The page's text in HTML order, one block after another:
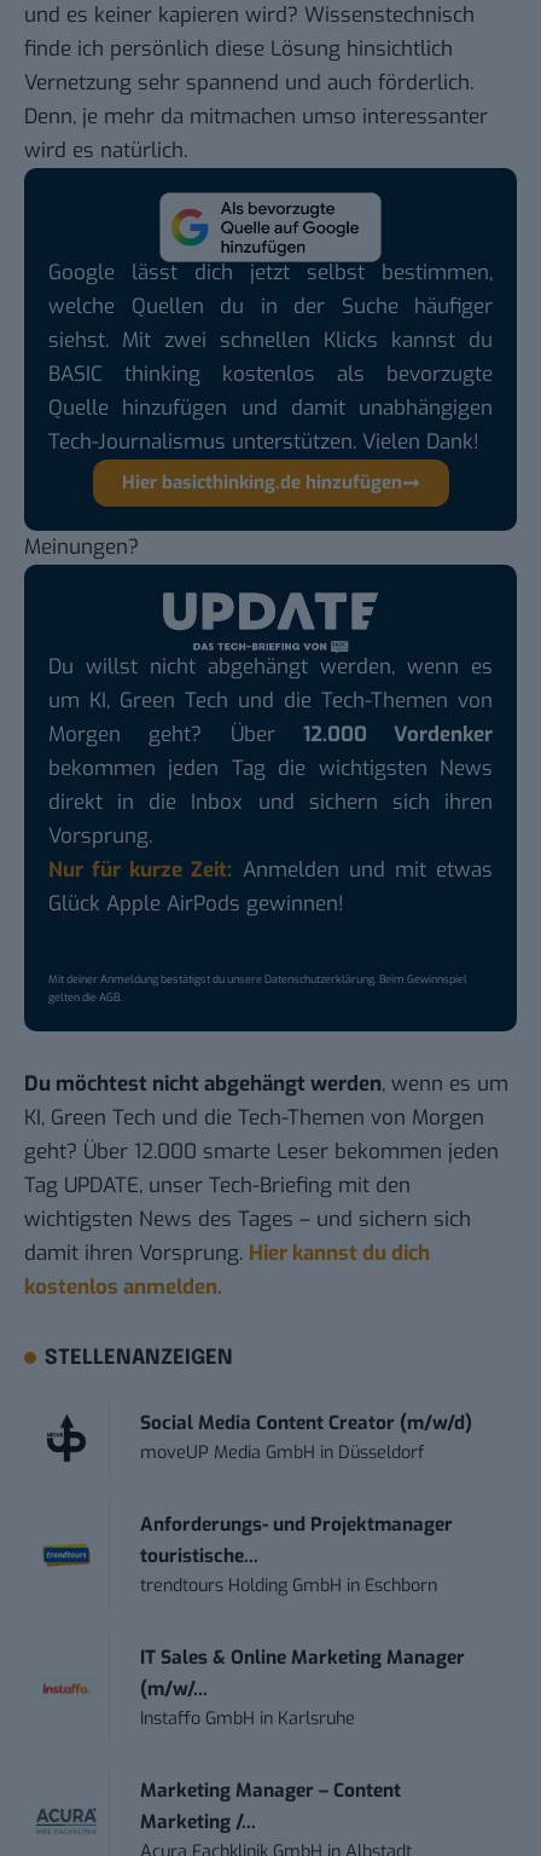
und es keiner kapieren wird? Wissenstechnisch
finde ich persönlich diese Lösung hinsichtlich
Vernetzung sehr spannend und auch förderlich.
Denn, je mehr da mitmachen umso interessanter
wird es natürlich.
Google lässt dich jetzt selbst bestimmen,
welche Quellen du in der Suche häufiger
siehst. Mit zwei schnellen Klicks kannst du
BASIC thinking kostenlos als bevorzugte
Quelle hinzufügen und damit unabhängigen
Tech-Journalismus unterstützen. Vielen Dank!
Hier basicthinking.de hinzufügen
Meinungen?
Du willst nicht abgehängt werden, wenn es
um KI, Green Tech und die Tech-Themen von
Morgen geht? Über 12.000 Vordenker
bekommen jeden Tag die wichtigsten News
direkt in die Inbox und sichern sich ihren
Vorsprung.
Nur für kurze Zeit: Anmelden und mit etwas
Glück Apple AirPods gewinnen!
Mit deiner Anmeldung bestätigst du unsereDatenschutzerklärung. Beim Gewinnspiel
gelten dieAGB.
Du möchtest nicht abgehängt werden, wenn es um
KI, Green Tech und die Tech-Themen von Morgen
geht? Über 12.000 smarte Leser bekommen jeden
Tag UPDATE, unser Tech-Briefing mit den
wichtigsten News des Tages – und sichern sich
damit ihren Vorsprung. Hier kannst du dich
kostenlos anmelden.
STELLENANZEIGEN
Social Media Content Creator (m/w/d)
moveUP Media GmbH in Düsseldorf
Anforderungs- und Projektmanager
touristische...
trendtours Holding GmbH in Eschborn
IT Sales & Online Marketing Manager
(m/w/...
Instaffo GmbH in Karlsruhe
Marketing Manager – Content
Marketing /...